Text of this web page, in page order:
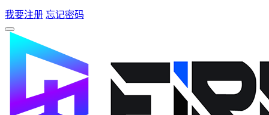
我要注册 忘记密码